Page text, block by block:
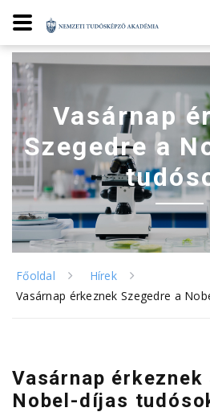
Vasárnap
Szegedre a
Főoldal
Hírek
Vasárnap érkeznek Szegedre a
Vasárnap érkeznek
Nobel-díjas